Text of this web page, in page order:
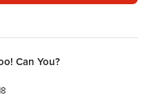
Can You?